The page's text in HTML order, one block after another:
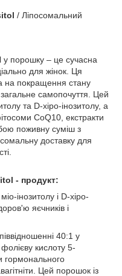
/ Ліпосомальний
порошку – це сучасна
для жінок. Ця
на покращення стану
самопочуття. Цей
та D-хіро-інозитолу, а
CoQ10, екстракти
поживну суміш з
доставку для
- продукт:
інозитолу і D-хіро-
яєчників і
40:1 у
кислоту 5-
гормонального
Цей порошок із